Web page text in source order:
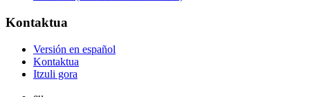
Kontaktua
Versión en español
Kontaktua
Itzuli gora